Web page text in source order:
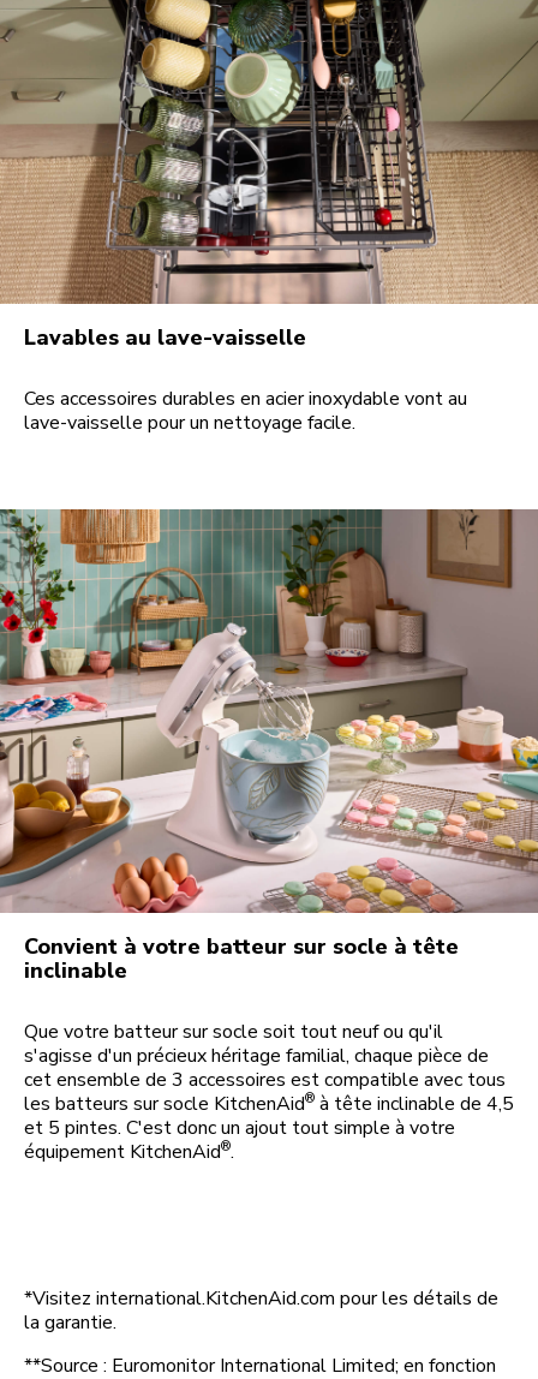
Lavables au lave-vaisselle
Ces accessoires durables en acier inoxydable vont au
lave-vaisselle pour un nettoyage facile.
Convient à votre batteur sur socle à tête
inclinable
Que votre batteur sur socle soit tout neuf ou qu'il
s'agisse d'un précieux héritage familial, chaque pièce de
cet ensemble de 3 accessoires est compatible avec tous
les batteurs sur socle KitchenAid® à tête inclinable de 4,5
et 5 pintes. C'est donc un ajout tout simple à votre
équipement KitchenAid®.
*Visitez international.KitchenAid.com pour les détails de
la garantie.
**Source : Euromonitor International Limited; en fonction